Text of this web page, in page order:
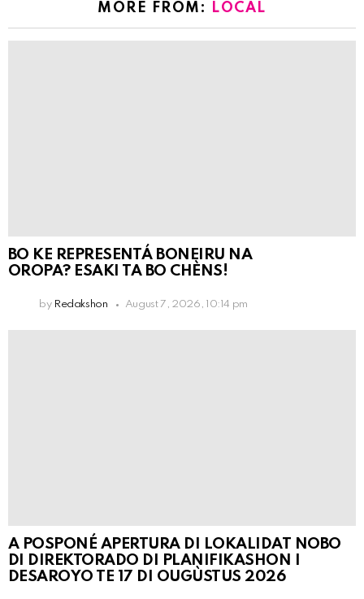
MORE FROM: LOCAL
BO KE REPRESENTÁ BONEIRU NA
OROPA? ESAKI TA BO CHÈNS!
by Redakshon August 7, 2026, 10:14 pm
A POSPONÉ APERTURA DI LOKALIDAT NOBO
DI DIREKTORADO DI PLANIFIKASHON I
DESAROYO TE 17 DI OUGÙSTUS 2026